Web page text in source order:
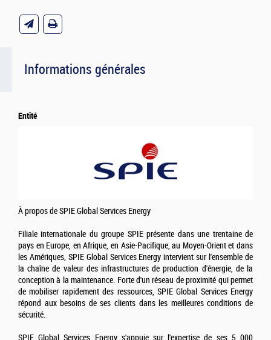
Informations générales
Entité
À propos de SPIE Global Services Energy
Filiale internationale du groupe SPIE présente dans une trentaine de
pays en Europe, en Afrique, en Asie-Pacifique, au Moyen-Orient et dans
les Amériques, SPIE Global Services Energy intervient sur l'ensemble de
la chaîne de valeur des infrastructures de production d'énergie, de la
conception à la maintenance. Forte d'un réseau de proximité qui permet
de mobiliser rapidement des ressources, SPIE Global Services Energy
répond aux besoins de ses clients dans les meilleures conditions de
sécurité.
SPIE Global Services Energy s'appuie sur l'expertise de ses 5 000